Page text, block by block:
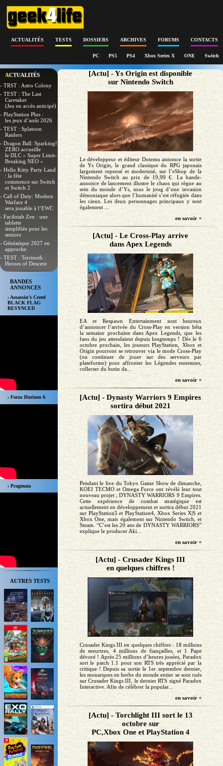
ACTUALITÉS TESTS DOSSIERS ARCHIVES FORUMS CONTACTS
PC PS5 PS4 Xbox Series X ONE Switch
ACTUALITÉS
- TRST : Astro Colony
- TEST : The Last
Caretaker
(Jeu en accès anticipé)
- PlayStation Plus :
les jeux d’août 2026
- TEST : Splatoon
Raiders
- Dragon Ball: Sparking!
ZERO accueille
le DLC « Super Limit-
Breaking NEO »
- Hello Kitty Party Land
: la fête
commence sur Switch
et Switch 2
- Call of Duty: Modern
Warfare 4
sera jouable à l’EWC
- Facilotab Zen : une
tablette
simplifiée pour les
seniors
- Généatique 2027 en
approche
- TEST : Terrinoth :
Heroes of Descent
BANDES
ANNONCES
› Assassin’s Creed
BLACK FLAG
RESYNCED
› Forza Horizon 6
› Pragmata
AUTRES TESTS
[Actu] - Ys Origin est disponible
sur Nintendo Switch
Le développeur et éditeur Dotemu annonce la sortie
de Ys Origin, le grand classique du RPG japonais
largement repensé et modernisé, sur l’eShop de la
Nintendo Switch au prix de 19,99 €. La bande-
annonce de lancement illustre le chaos qui règne au
sein du monde d’Ys, sous le joug d’une invasion
démoniaque alors que l’humanité s’est réfugiée dans
les cieux. Les deux personnages principaux y sont
également ...
en savoir +
[Actu] - Le Cross-Play arrive
dans Apex Legends
EA et Respawn Entertainment sont heureux
d’annoncer l’arrivée du Cross-Play en version bêta
la semaine prochaine dans Apex Legends, que les
fans du jeu attendaient depuis longtemps ! Dès le 6
octobre prochain, les joueurs PlayStation, Xbox et
Origin pourront se retrouver via le mode Cross-Play
(ou continuer de jouer sur des serveurs par
plateforme) pour affronter les Légendes ennemies,
collecter du butin da...
en savoir +
[Actu] - Dynasty Warriors 9 Empires
sortira début 2021
Pendant le live du Tokyo Game Show de dimanche,
KOEI TECMO et Omega Force ont révélé leur tout
nouveau projet ; DYNASTY WARRIORS 9 Empires.
Cette expérience de combat stratégique est
actuellement en développement et sortira début 2021
sur PlayStation5 et PlayStation4, Xbox Series X|S et
Xbox One, mais également sur Nintendo Switch, et
Steam. “C’est les 20 ans de DYNASTY WARRIORS”
explique le producer Aki...
en savoir +
[Actu] - Crusader Kings III
en quelques chiffres !
Crusader Kings III en quelques chiffres : 18 millions
de meurtres, 4 millions de fiançailles, et 1 Pape
dévoré ! Après 25 millions d’heures jouées, Paradox
sort le patch 1.1 pour son RTS très apprécié par la
critique ! Depuis sa sortie le 1er septembre dernier,
les monarques en herbe du monde entier se sont rués
sur Crusader Kings III, le dernier RTS signé Paradox
Interactive. Afin de célébrer la popular...
en savoir +
[Actu] - Torchlight III sort le 13
octobre sur
PC,Xbox One et PlayStation 4